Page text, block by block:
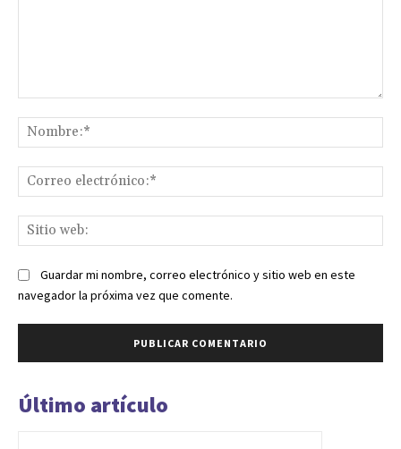
Guardar mi nombre, correo electrónico y sitio web en este
navegador la próxima vez que comente.
Último artículo